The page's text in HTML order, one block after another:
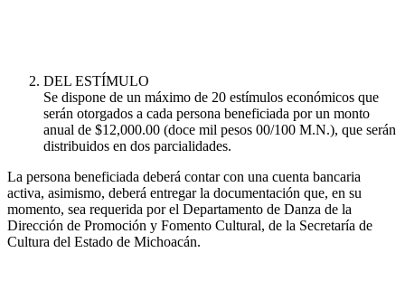
DEL ESTÍMULO
Se dispone de un máximo de 20 estímulos económicos que
serán otorgados a cada persona beneficiada por un monto
anual de $12,000.00 (doce mil pesos 00/100 M.N.), que serán
distribuidos en dos parcialidades.
La persona beneficiada deberá contar con una cuenta bancaria
activa, asimismo, deberá entregar la documentación que, en su
momento, sea requerida por el Departamento de Danza de la
Dirección de Promoción y Fomento Cultural, de la Secretaría de
Cultura del Estado de Michoacán.